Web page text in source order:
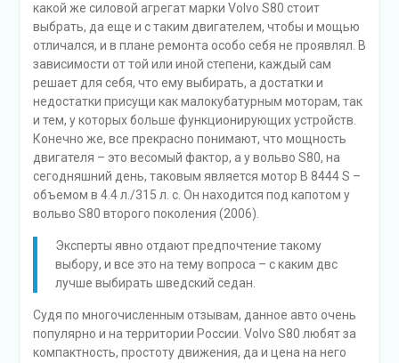
какой же силовой агрегат марки Volvo S80 стоит
выбрать, да еще и с таким двигателем, чтобы и мощью
отличался, и в плане ремонта особо себя не проявлял. В
зависимости от той или иной степени, каждый сам
решает для себя, что ему выбирать, а достатки и
недостатки присущи как малокубатурным моторам, так
и тем, у которых больше функционирующих устройств.
Конечно же, все прекрасно понимают, что мощность
двигателя – это весомый фактор, а у вольво S80, на
сегодняшний день, таковым является мотор B 8444 S –
объемом в 4.4 л./315 л. с. Он находится под капотом у
вольво S80 второго поколения (2006).
Эксперты явно отдают предпочтение такому
выбору, и все это на тему вопроса – с каким двс
лучше выбирать шведский седан.
Судя по многочисленным отзывам, данное авто очень
популярно и на территории России. Volvo S80 любят за
компактность, простоту движения, да и цена на него